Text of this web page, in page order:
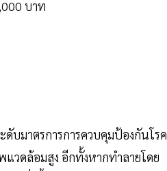
บาท
ดับมาตรการการควบคุมป้องกันโรค
แวดล้อมสูง อีกทั้งหากทำลายโดย